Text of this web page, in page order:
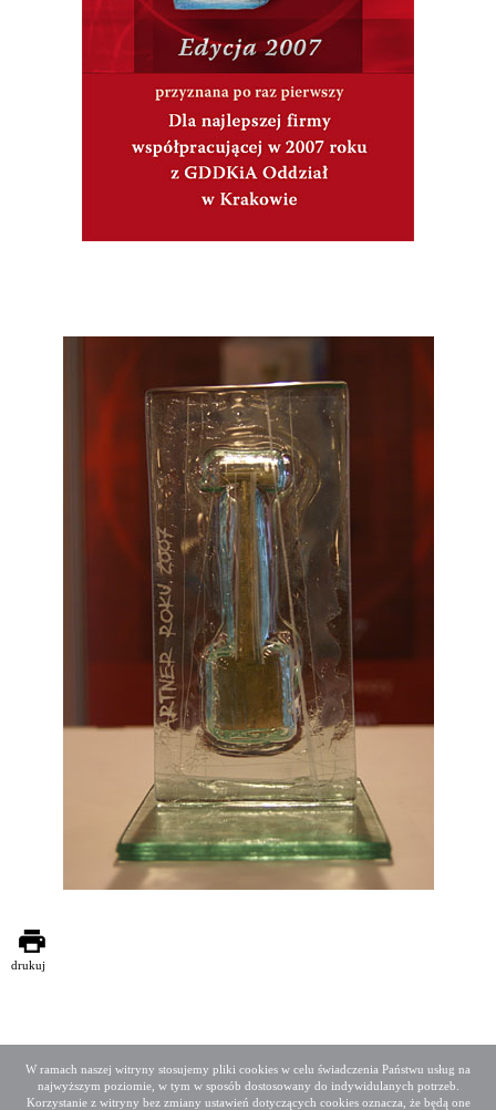
W ramach naszej witryny stosujemy pliki cookies w celu świadczenia Państwu usług na
najwyższym poziomie, w tym w sposób dostosowany do indywidulanych potrzeb.
Korzystanie z witryny bez zmiany ustawień dotyczących cookies oznacza, że będą one
drukuj
Deklaracja dostępności
Mapa serwisu